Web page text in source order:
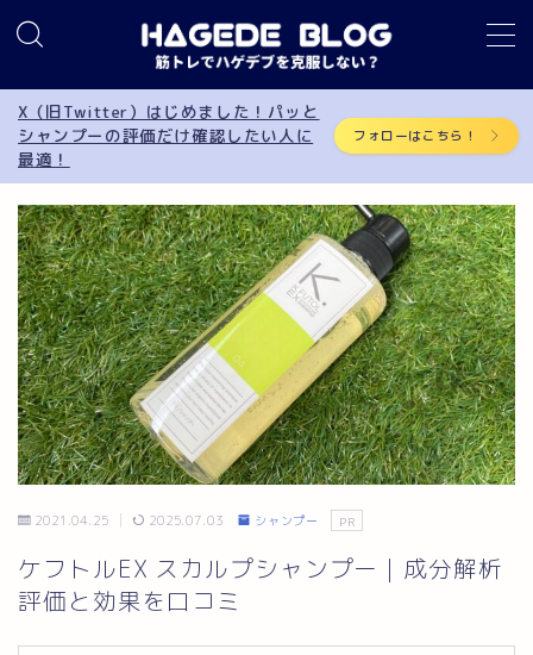
MENU
筋トレ
AGA
サプリメント
食事制限
育毛
お問い合わせ
X（旧Twitter）はじめました！パッと
シャンプーの評価だけ確認したい人に
最適！
フォローはこちら！
2021.04.25 2025.07.03 シャンプー PR
ケフトルEX スカルプシャンプー｜成分解析
評価と効果を口コミ